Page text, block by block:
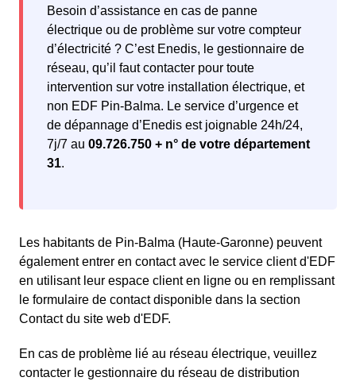
Besoin d’assistance en cas de panne
électrique ou de problème sur votre compteur
d’électricité ? C’est Enedis, le gestionnaire de
réseau, qu’il faut contacter pour toute
intervention sur votre installation électrique, et
non EDF Pin-Balma. Le service d’urgence et
de dépannage d’Enedis est joignable 24h/24,
7j/7 au 09.726.750 + n° de votre département
31.
Les habitants de Pin-Balma (Haute-Garonne) peuvent
également entrer en contact avec le service client d'EDF
en utilisant leur espace client en ligne ou en remplissant
le formulaire de contact disponible dans la section
Contact du site web d'EDF.
En cas de problème lié au réseau électrique, veuillez
contacter le gestionnaire du réseau de distribution